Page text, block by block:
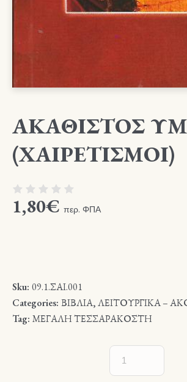
ΑΚΑΘΙΣΤΟΣ
(ΧΑΙΡΕΤΙΣΜΟΙ)
1,80€ περ. ΦΠΑ
Sku: 09.1.ΣΑΙ.001
Categories: ΒΙΒΛΙΑ,ΛΕΙΤΟΥΡΓΙΚΑ –
Tag: ΜΕΓΑΛΗ ΤΕΣΣΑΡΑΚΟΣΤΗ